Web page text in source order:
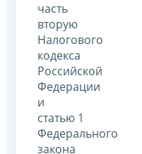
часть
вторую
Налогового
кодекса
Российской
Федерации
и
статью 1
Федерального
закона